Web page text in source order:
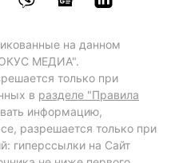
на данном
МЕДИА".
только при
в разделе "Правила
информацию,
разрешается только при
гиперссылки на Сайт